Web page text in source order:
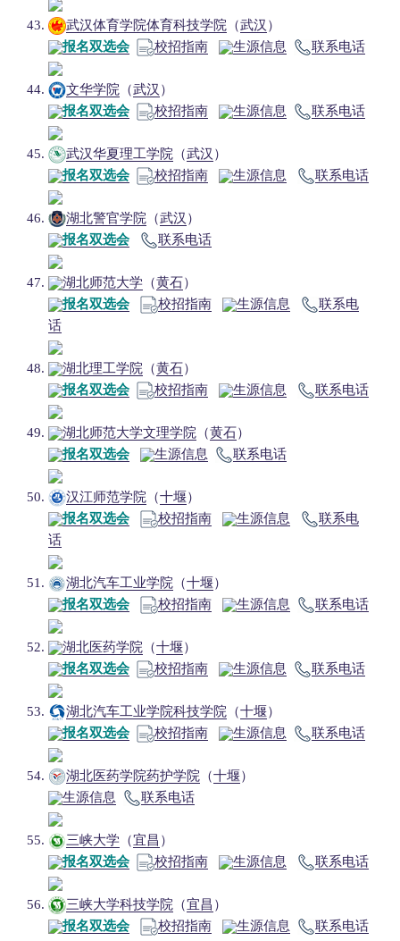
武汉体育学院体育科技学院 （武汉 ）
报名双选会
校招指南 生源信息 联系电话
文华学院 （武汉 ）
报名双选会
校招指南 生源信息 联系电话
武汉华夏理工学院 （武汉 ）
报名双选会
校招指南 生源信息 联系电话
湖北警官学院 （武汉 ）
报名双选会
联系电话
湖北师范大学 （黄石）
报名双选会
校招指南 生源信息
联系电
话
湖北理工学院 （黄石）
报名双选会
校招指南 生源信息 联系电话
湖北师范大学文理学院 （黄石）
报名双选会
生源信息 联系电话
汉江师范学院 （十堰）
报名双选会
校招指南 生源信息
联系电
话
湖北汽车工业学院 （十堰）
报名双选会
校招指南 生源信息 联系电话
湖北医药学院 （十堰）
报名双选会
校招指南 生源信息 联系电话
湖北汽车工业学院科技学院 （十堰）
报名双选会
校招指南 生源信息 联系电话
湖北医药学院药护学院 （十堰）
生源信息
联系电话
三峡大学 （宜昌 ）
报名双选会
校招指南 生源信息 联系电话
三峡大学科技学院 （宜昌 ）
报名双选会
校招指南 生源信息 联系电话